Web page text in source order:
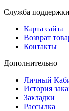
Служба поддержки
Карта сайта
Возврат
Контакты
Дополнительно
Личный
История
Закладки
Рассылка